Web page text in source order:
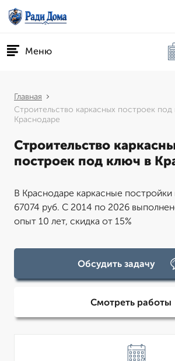
Меню
Главная
Строительство каркасных построек под
Краснодаре
Строительство
построек под ключ в
В Краснодаре каркасные
67074 руб. С 2014 по 2026
опыт 10 лет, скидка от 15%
Обсудить задачу
Смотреть работы